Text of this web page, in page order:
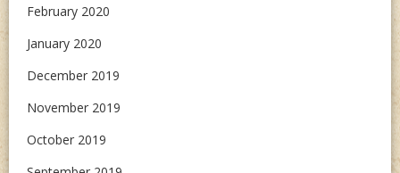
February 2020
January 2020
December 2019
November 2019
October 2019